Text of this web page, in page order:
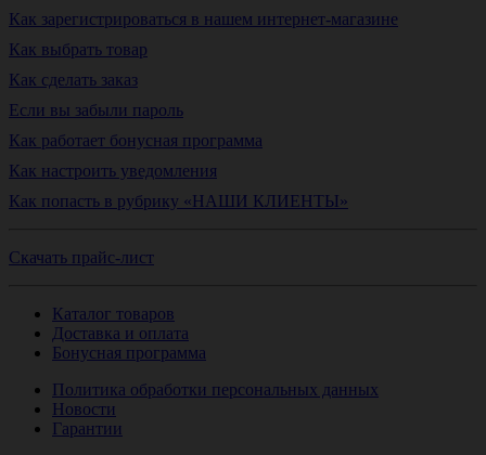
Как зарегистрироваться в нашем интернет-магазине
Как выбрать товар
Как сделать заказ
Если вы забыли пароль
Как работает бонусная программа
Как настроить уведомления
Как попасть в рубрику «НАШИ КЛИЕНТЫ»
Скачать прайс-лист
Каталог товаров
Доставка и оплата
Бонусная программа
Политика обработки персональных данных
Новости
Гарантии